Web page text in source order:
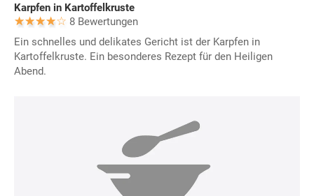
Karpfen in Kartoffelkruste
8 Bewertungen
Ein schnelles und delikates Gericht ist der Karpfen in
Kartoffelkruste. Ein besonderes Rezept für den Heiligen
Abend.